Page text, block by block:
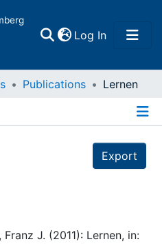
Log In(current)
Publications Lernen
Export
J. (2011): Lernen, in: